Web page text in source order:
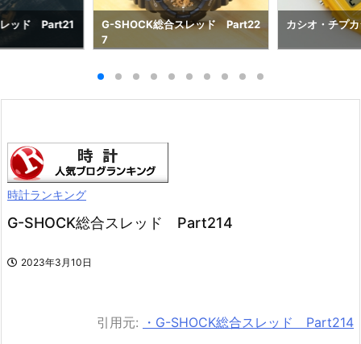
ッド Part21
G-SHOCK総合スレッド Part22
7
カシオ・チプ
時計ランキング
G-SHOCK総合スレッド Part214
2023年3月10日
引用元: ・G-SHOCK総合スレッド Part214